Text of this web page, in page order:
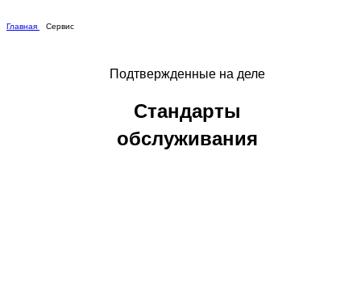
Главная Сервис
Стандарты
обслуживания
Подтвержденные на деле